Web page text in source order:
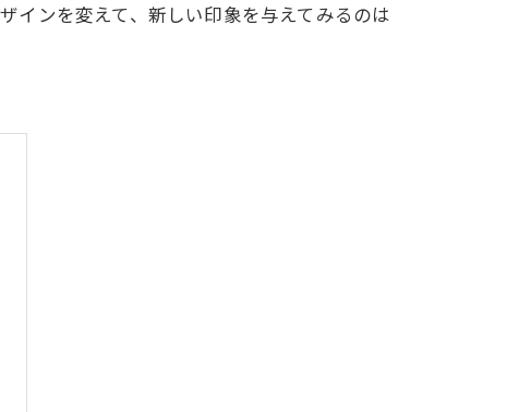
インを変えて、新しい印象を与えてみるのは